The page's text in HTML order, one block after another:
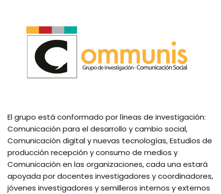
El grupo está conformado por líneas de investigación:
Comunicación para el desarrollo y cambio social,
Comunicación digital y nuevas tecnologías, Estudios de
producción recepción y consumo de medios y
Comunicación en las organizaciones, cada una estará
apoyada por docentes investigadores y coordinadores,
jóvenes investigadores y semilleros internos y externos